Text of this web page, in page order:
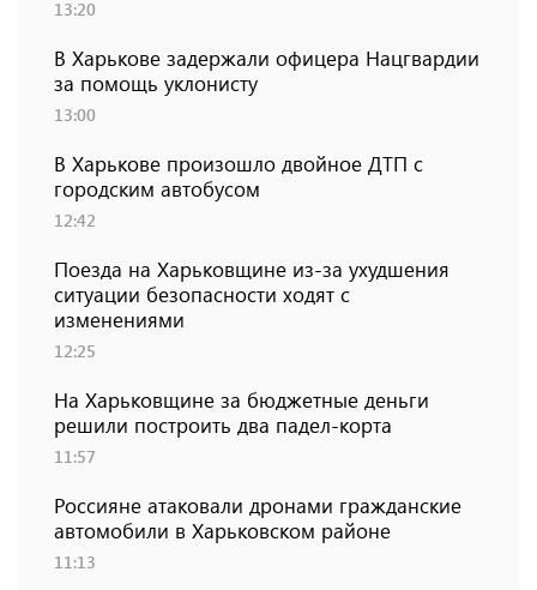
13:20
В Харькове задержали офицера Нацгвардии
за помощь уклонисту
13:00
В Харькове произошло двойное ДТП с
городским автобусом
12:42
Поезда на Харьковщине из-за ухудшения
ситуации безопасности ходят с
изменениями
12:25
На Харьковщине за бюджетные деньги
решили построить два падел-корта
11:57
Россияне атаковали дронами гражданские
автомобили в Харьковском районе
11:13